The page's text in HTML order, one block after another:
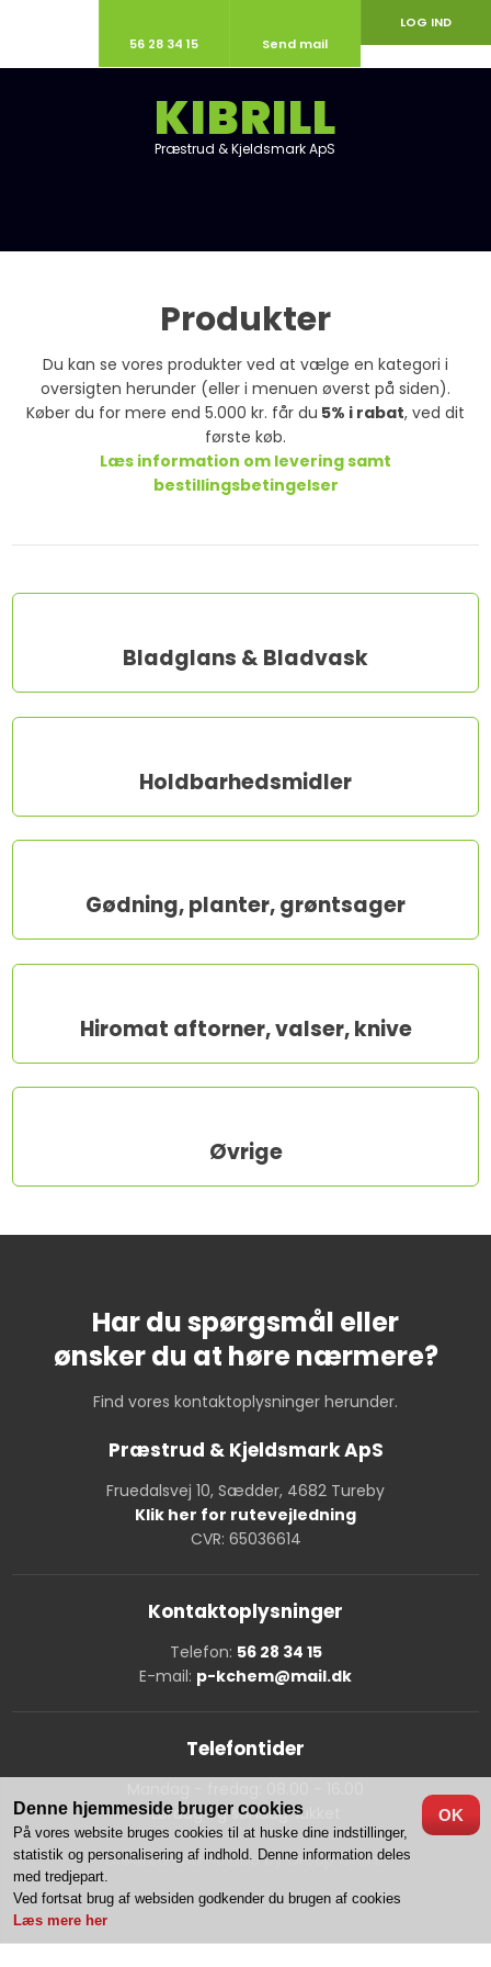
56 28 34 15 Send mail
LOG IND
KIBRILL
Præstrud & Kjeldsmark ApS​
Produkter
Du kan se vores produkter ved at vælge en kategori i
oversigten herunder (eller i menuen øverst på siden).
Køber du for mere end 5.000 kr. får du 5% i rabat, ved dit
første køb.
Læs information om levering samt
bestillingsbetingelser
Bladglans & Bladvask​
Holdbarhedsmidler​
Gødning, planter, grøntsager​
Hiromat aftorner, valser, knive​
Øvrige​
Har du spørgsmål eller
​ønsker du at høre nærmere?
Find vores kontaktoplysninger herunder.
Præstrud & Kjeldsmark ApS
Fruedalsvej 10, Sædder, 4682 Tureby
Klik her for rutevejledning
CVR: 65036614
Kontaktoplysninger
Telefon: 56 28 34 15
E-mail: p-kchem@mail.dk
Telefontider
Lørdag og søndag: lukket
Created and hosted by Group Online
Denne hjemmeside bruger cookies
På vores website bruges cookies til at huske dine indstillinger,
statistik og personalisering af indhold. Denne information deles
med tredjepart.
Ved fortsat brug af websiden godkender du brugen af cookies
Læs mere her
OK